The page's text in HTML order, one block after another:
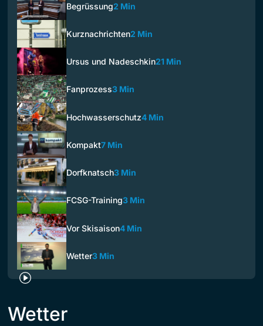
Begrüssung2 Min
Kurznachrichten2 Min
Ursus und Nadeschkin21 Min
Fanprozess3 Min
Hochwasserschutz4 Min
Kompakt7 Min
Dorfknatsch3 Min
FCSG-Training3 Min
Vor Skisaison4 Min
Wetter3 Min
Wetter